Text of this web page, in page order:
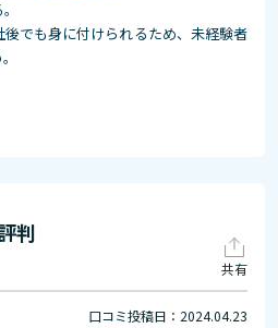
でも身に付けられるため、未経験者
判
共有
口コミ投稿日：2024.04.23